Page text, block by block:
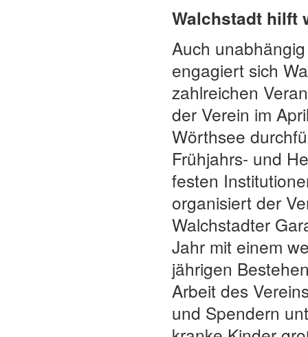
Walchstadt hilft
Auch
engagiert sich
zahlreichen
der Verein im
Wörthsee
Frühjahrs- und
festen
organisiert der
Walchstadter
Jahr mit einem
jährigen
Arbeit des
und Spendern